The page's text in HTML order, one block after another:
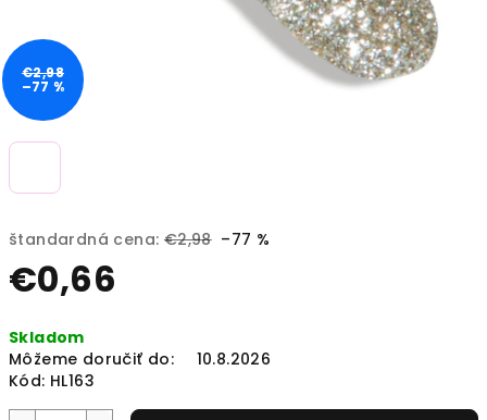
štandardná cena: €2,98 –77 %
€0,66
cena:
Skladom
Môžeme doručiť do:
10.8.2026
Kód: HL163
€2,98
–77 %